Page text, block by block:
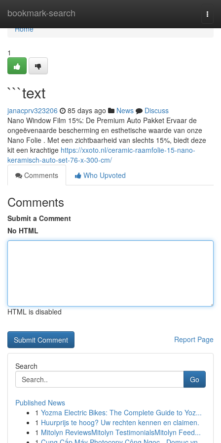
bookmark-search
Home
Home
1
```text
janacprv323206 85 days ago News
Discuss
Nano Window Film 15%: De Premium Auto Pakket Ervaar de
ongeëvenaarde bescherming en esthetische waarde van onze
Nano Folie . Met een zichtbaarheid van slechts 15%, biedt deze
kit een krachtige https://xxoto.nl/ceramic-raamfolie-15-nano-
keramisch-auto-set-76-x-300-cm/
Comments
Who Upvoted
Comments
Submit a Comment
No HTML
HTML is disabled
Report Page
Search
Go
Published News
1 Yozma Electric Bikes: The Complete Guide to Yoz...
1 Huurprijs te hoog? Uw rechten kennen en claimen.
1 Mitolyn ReviewsMitolyn TestimonialsMitolyn Feed...